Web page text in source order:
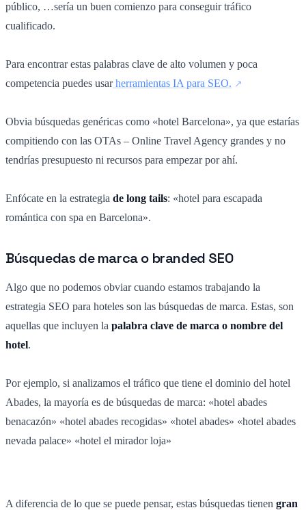
público, …sería un buen comienzo para conseguir tráfico
cualificado.
Para encontrar estas palabras clave de alto volumen y poca
competencia puedes usar herramientas IA para SEO.
Obvia búsquedas genéricas como «hotel Barcelona», ya que estarías
compitiendo con las OTAs – Online Travel Agency grandes y no
tendrías presupuesto ni recursos para empezar por ahí.
Enfócate en la estrategia de long tails: «hotel para escapada
romántica con spa en Barcelona».
Búsquedas de marca o branded SEO
Algo que no podemos obviar cuando estamos trabajando la
estrategia SEO para hoteles son las búsquedas de marca. Estas, son
aquellas que incluyen la palabra clave de marca o nombre del
hotel.
Por ejemplo, si analizamos el tráfico que tiene el dominio del hotel
Abades, la mayoría es de búsquedas de marca: «hotel abades
benacazón» «hotel abades recogidas» «hotel abades» «hotel abades
nevada palace» «hotel el mirador loja»
A diferencia de lo que se puede pensar, estas búsquedas tienen gran